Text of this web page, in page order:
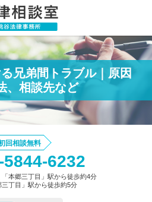
兄弟間トラブル｜原因
、相談先など
回相談無料
5844-6232
本郷三丁目」駅から徒歩約4分
丁目」駅から徒歩約5分